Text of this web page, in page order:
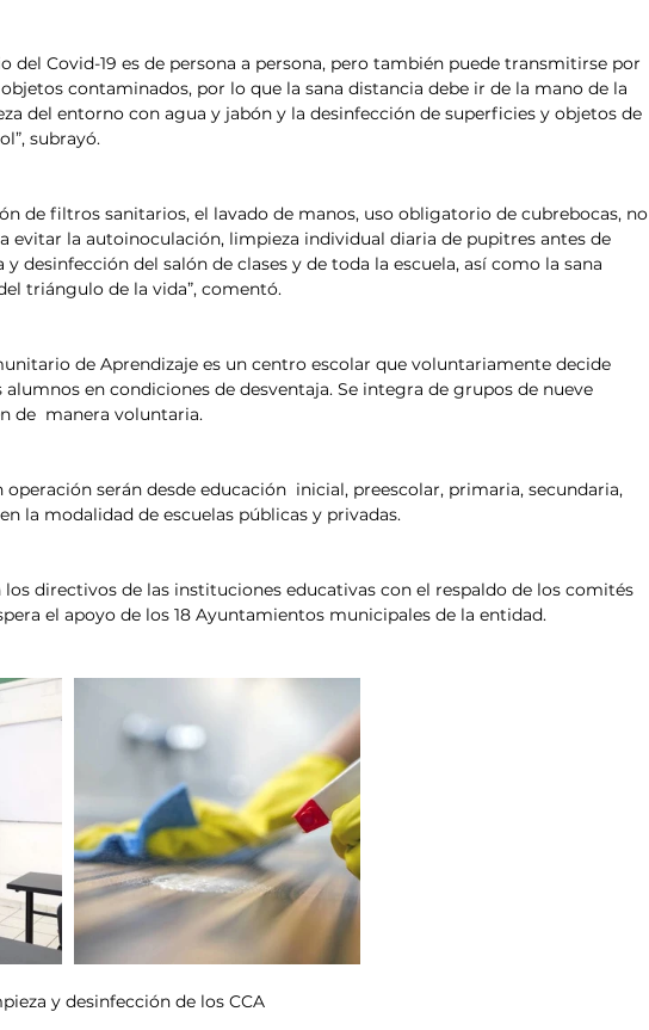
del Covid-19 es de persona a persona, pero también puede transmitirse por
contaminados, por lo que la sana distancia debe ir de la mano de la
del entorno con agua y jabón y la desinfección de superficies y objetos de
subrayó.
de filtros sanitarios, el lavado de manos, uso obligatorio de cubrebocas, no
evitar la autoinoculación, limpieza individual diaria de pupitres antes de
desinfección del salón de clases y de toda la escuela, así como la sana
triángulo de la vida”, comentó.
de Aprendizaje es un centro escolar que voluntariamente decide
alumnos en condiciones de desventaja. Se integra de grupos de nueve
de  manera voluntaria.
operación serán desde educación  inicial, preescolar, primaria, secundaria,
la modalidad de escuelas públicas y privadas.
los directivos de las instituciones educativas con el respaldo de los comités
el apoyo de los 18 Ayuntamientos municipales de la entidad.
y desinfección de los CCA